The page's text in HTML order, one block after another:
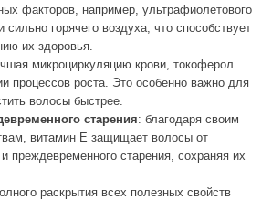
факторов, например, ультрафиолетового
сильно горячего воздуха, что способствует
их здоровья.
микроциркуляцию крови, токоферол
процессов роста. Это особенно важно для
волосы быстрее.
старения: благодаря своим
витамин Е защищает волосы от
преждевременного старения, сохраняя их
раскрытия всех полезных свойств